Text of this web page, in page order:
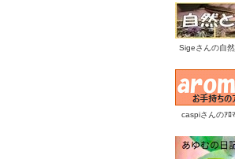
Sigeさんの自
caspiさんのｱﾛ